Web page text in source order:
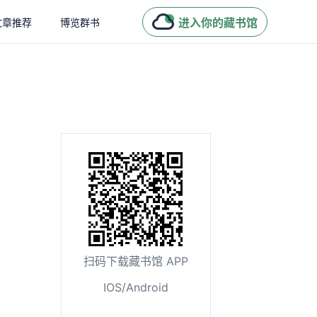
章推荐 博览群书 进入你的藏书馆
扫码下载藏书馆 APP
IOS/Android